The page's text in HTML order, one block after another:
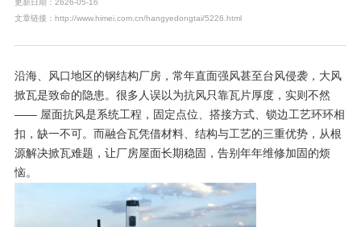
更新日期：2626-05-16
文章链接：http://www.himei.com.cn/hangyedongtai/5226.html
沿海、风口地区的钢结构厂房，常年直面强风甚至台风侵袭，大风
掀瓦是致命的隐患。很多人误以为抗风只靠瓦片厚度，实则不然
—— 屋面抗风是系统工程，固定点位、搭接方式、锁边工艺环环相
扣，缺一不可。而融合瓦凭借材料、结构与工艺的三重优势，从根
源解决掀瓦难题，让厂房屋面长期稳固，告别年年维修加固的烦
恼。